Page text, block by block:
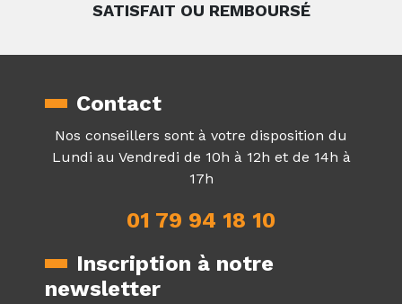
SATISFAIT OU REMBOURSÉ
Contact
Nos conseillers sont à votre disposition du
Lundi au Vendredi de 10h à 12h et de 14h à
17h
01 79 94 18 10
Inscription à notre
newsletter